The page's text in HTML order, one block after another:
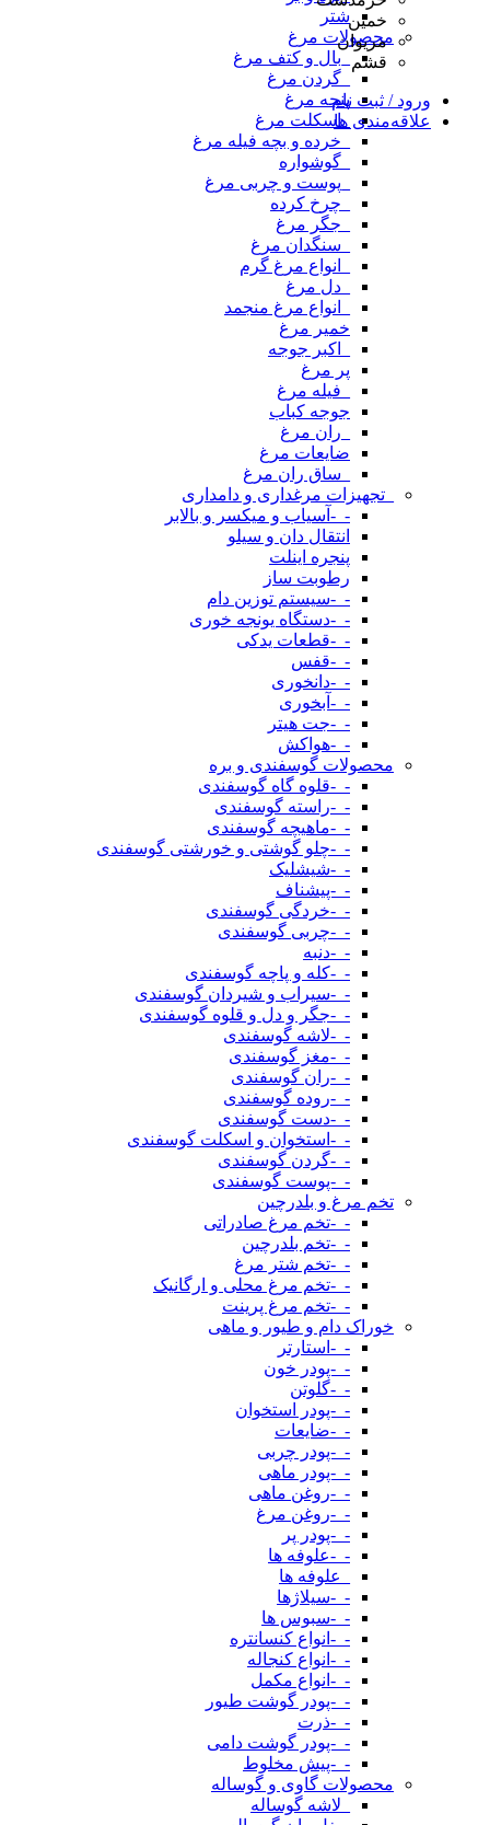
شتر
محصولات مرغ
_بال و کتف مرغ
_گردن مرغ
پنجه مرغ
_اسکلت مرغ
_خرده و بچه فیله مرغ
_گوشواره
_پوست و چربی مرغ
_چرخ کرده
_جگر مرغ
_سنگدان مرغ
_انواع مرغ گرم
_دل مرغ
_انواع مرغ منجمد
خمیر مرغ
_اکبر جوجه
پر مرغ
_فیله مرغ
جوجه کباب
_ران مرغ
ضایعات مرغ
_ساق ران مرغ
_تجهیزات مرغداری و دامداری
-_-آسیاب و میکسر و بالابر
انتقال دان و سیلو
پنجره اینلت
رطوبت ساز
-_-سیستم توزین دام
-_-دستگاه یونجه خوری
-_-قطعات یدکی
-_-قفس
-_-دانخوری
-_-آبخوری
-_-جت هیتر
-_-هواکش
محصولات گوسفندی و بره
-_-قلوه گاه گوسفندی
-_-راسته گوسفندی
-_-ماهیچه گوسفندی
-_-چلو گوشتی و خورشتی گوسفندی
-_-شیشلیک
-_-پیشناف
-_-خردگی گوسفندی
-_-چربی گوسفندی
-_-دنبه
-_-کله و پاچه گوسفندی
-_-سیراب و شیردان گوسفندی
-_-جگر و دل و قلوه گوسفندی
-_-لاشه گوسفندی
-_-مغز گوسفندی
-_-ران گوسفندی
-_-روده گوسفندی
-_-دست گوسفندی
-_-استخوان و اسکلت گوسفندی
-_-گردن گوسفندی
-_-پوست گوسفندی
تخم مرغ و بلدرچین
-_-تخم مرغ صادراتی
-_-تخم بلدرچین
-_-تخم شتر مرغ
-_-تخم مرغ محلی و ارگانیک
-_-تخم مرغ پرینت
خوراک دام و طیور و ماهی
-_-استارتر
-_-پودر خون
-_-گلوتن
-_-پودر استخوان
-_-ضایعات
-_-پودر چربی
-_-پودر ماهی
-_-روغن ماهی
-_-روغن مرغ
-_-پودر پر
-_-علوفه ها
_علوفه ها
-_-سیلاژها
-_-سبوس ها
-_-انواع کنسانتره
-_-انواع کنجاله
-_-انواع مکمل
-_-پودر گوشت طیور
-_-ذرت
-_-پودر گوشت دامی
-_-پیش مخلوط
محصولات گاوی و گوساله
_لاشه گوساله
خمین
مریوان
قشم
ورود / ثبت نام
علاقه‌مندی ها